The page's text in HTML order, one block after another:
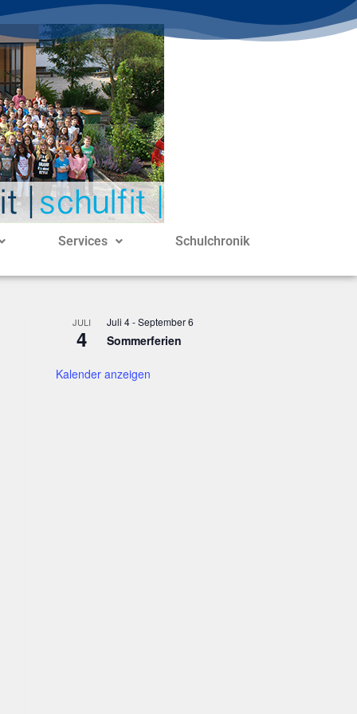
Services Schulchronik
JULI
4
Juli 4-September 6
Sommerferien
Kalender anzeigen